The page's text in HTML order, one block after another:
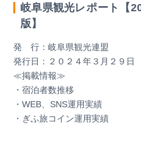
岐阜県観光レポート【
版】
発 行：岐阜県観光連盟
発行日：２０２４年３月２９日
≪掲載情報≫
・宿泊者数推移
・WEB、SNS運用実績
・ぎふ旅コイン運用実績